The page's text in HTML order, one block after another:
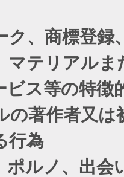
、商標登録
マテリアル
ビス等の特
著作者又は
行為
ルノ、出会